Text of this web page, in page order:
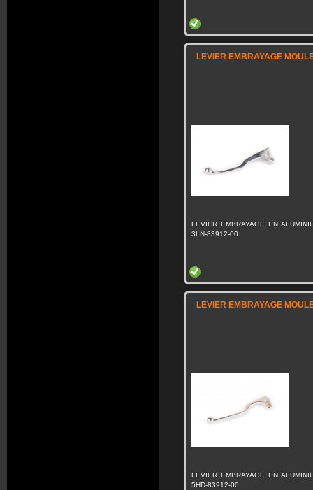
LEVIER EMBRAYAGE
LEVIER EMBRAYAGE EN
3LN-83912-00
LEVIER EMBRAYAGE
LEVIER EMBRAYAGE EN
5HD-83912-00